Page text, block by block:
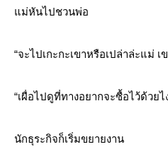
ม่หันไปชวนพ่อ
“จะไปเกะกะเขาหรือเปล่าล่ะแม่ เ
“เผื่อไปดูที่ทางอยากจะซื้อไว้ด้วยไ
นักธุระกิจก็เริ่มขยายงาน